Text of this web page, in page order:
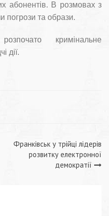
абонентів. В розмовах з
погрози та образи.
кримінальне
дії.
Франківськ у трійці лідерів
розвитку електронної
демократії